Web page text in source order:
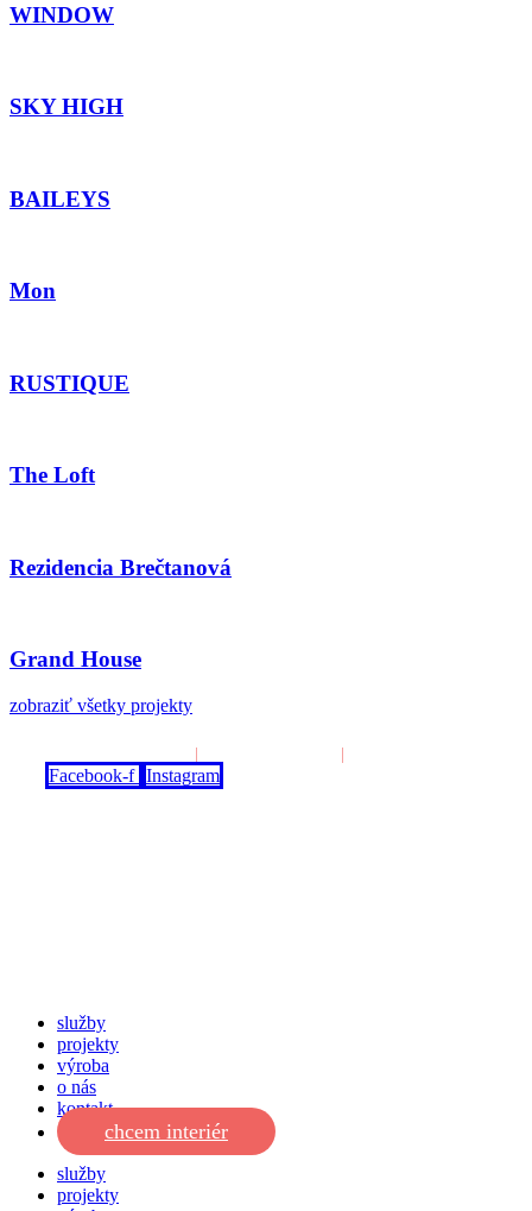
WINDOW
SKY HIGH
BAILEYS
Mon
RUSTIQUE
The Loft
Rezidencia Brečtanová
Grand House
zobraziť všetky projekty
| |
Facebook-f Instagram
služby
projekty
výroba
o nás
kontakt
chcem interiér
služby
projekty